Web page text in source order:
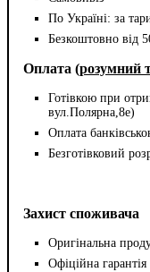
По Україні: за
Безкоштовно від
Оплата (розумний
Готівкою при
вул.Полярна,8е)
Оплата
Безготівковий
Захист споживача
Оригінальна
Офіційна гарантія